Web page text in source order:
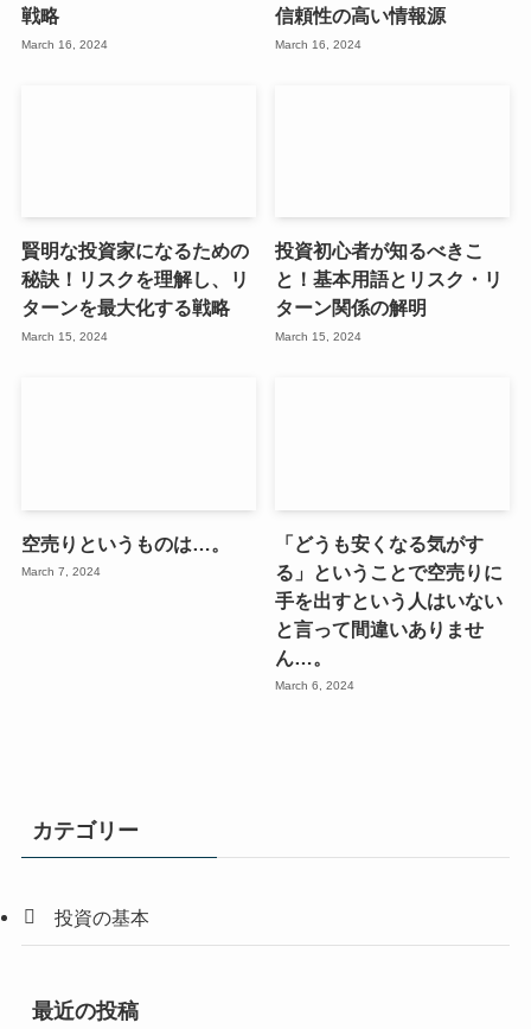
戦略
March 16, 2024
信頼性の高い情報源
March 16, 2024
賢明な投資家になるための
秘訣！リスクを理解し、リ
ターンを最大化する戦略
March 15, 2024
投資初心者が知るべきこ
と！基本用語とリスク・リ
ターン関係の解明
March 15, 2024
空売りというものは…。
March 7, 2024
「どうも安くなる気がす
る」ということで空売りに
手を出すという人はいない
と言って間違いありませ
ん…。
March 6, 2024
カテゴリー
投資の基本
最近の投稿